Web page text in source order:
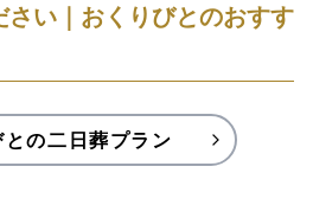
さい｜おくりびとのおすす
の二日葬プラン